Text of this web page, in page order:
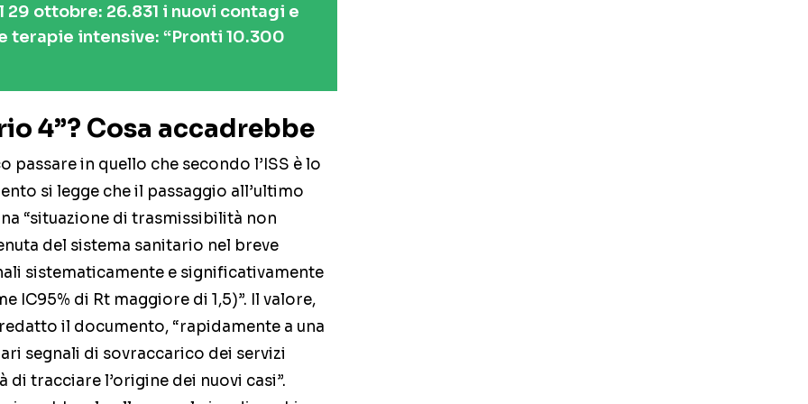
ottobre: 26.831 i nuovi contagi e
terapie intensive: “Pronti 10.300
4”? Cosa accadrebbe
passare in quello che secondo l’ISS è lo
si legge che il passaggio all’ultimo
“situazione di trasmissibilità non
del sistema sanitario nel breve
sistematicamente e significativamente
IC95% di Rt maggiore di 1,5)”. Il valore,
il documento, “rapidamente a una
segnali di sovraccarico dei servizi
di tracciare l’origine dei nuovi casi”.